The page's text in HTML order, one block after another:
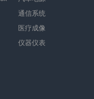
通信系统
医疗成像
仪器仪表